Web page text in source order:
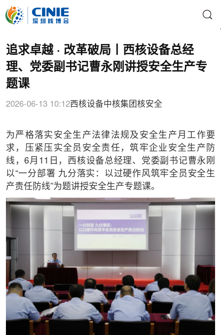
追求卓越 · 改革破局丨西核设备总经
理、党委副书记曹永刚讲授安全生产专
题课
2026-06-13 10:12西核设备中核集团核安全
为严格落实安全生产法律法规及安全生产月工作要
求，压紧压实全员安全责任，筑牢企业安全生产防
线，6月11日，西核设备总经理、党委副书记曹永刚
以“一分部署 九分落实：以过硬作风筑牢全员安全生
产责任防线”为题讲授安全生产专题课。